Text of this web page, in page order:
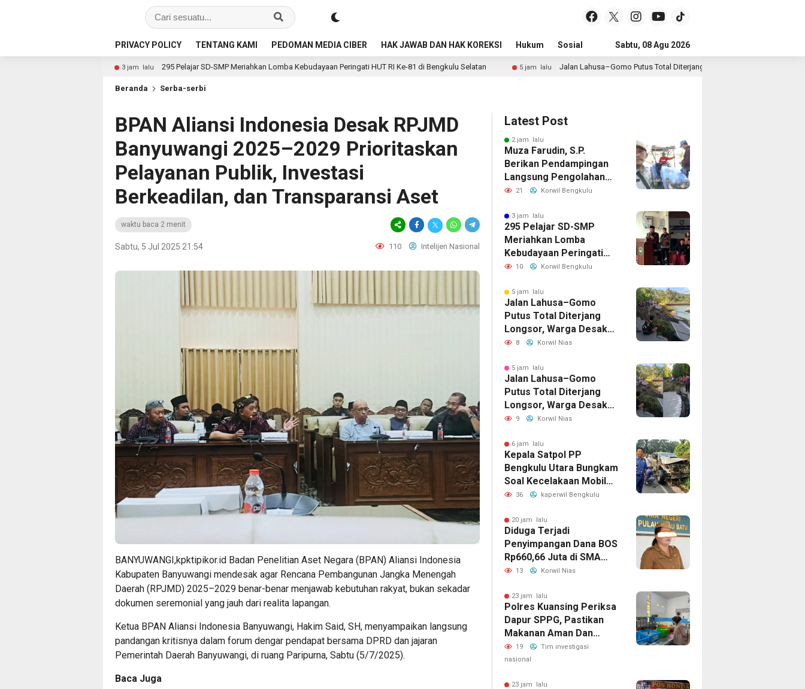
PRIVACY POLICY TENTANG KAMI PEDOMAN MEDIA CIBER HAK JAWAB DAN HAK KOREKSI Hukum Sosial Pendidikan Politik
Sabtu, 08 Agu 2026
295 Pelajar SD-SMP Meriahkan Lomba Kebudayaan Peringati HUT RI Ke-81 di Bengkulu Selatan 5 jam lalu Jalan Lahusa–Gomo Putus Total Diterjang Longsor, Warga Desak Pemkab Nias Selatan
Beranda Serba-serbi
BPAN Aliansi Indonesia Desak RPJMD
Banyuwangi 2025–2029 Prioritaskan
Pelayanan Publik, Investasi
Berkeadilan, dan Transparansi Aset
waktu baca 2 menit
Sabtu, 5 Jul 2025 21:54 110 Intelijen Nasional
BANYUWANGI,kpktipikor.id Badan Penelitian Aset Negara (BPAN) Aliansi Indonesia
Kabupaten Banyuwangi mendesak agar Rencana Pembangunan Jangka Menengah
Daerah (RPJMD) 2025–2029 benar-benar menjawab kebutuhan rakyat, bukan sekadar
dokumen seremonial yang jauh dari realita lapangan.
Ketua BPAN Aliansi Indonesia Banyuwangi, Hakim Said, SH, menyampaikan langsung
pandangan kritisnya dalam forum dengar pendapat bersama DPRD dan jajaran
Pemerintah Daerah Banyuwangi, di ruang Paripurna, Sabtu (5/7/2025).
Baca Juga
Latest Post
2 jam lalu
Muza Farudin, S.P.
Berikan Pendampingan
Langsung Pengolahan
Lahan Sawah di Seginim
21 Korwil Bengkulu
3 jam lalu
295 Pelajar SD-SMP
Meriahkan Lomba
Kebudayaan Peringati
HUT RI Ke-81 di Bengkulu
10 Korwil Bengkulu
5 jam lalu
Jalan Lahusa–Gomo
Putus Total Diterjang
Longsor, Warga Desak
Pemkab Nias Selatan
8 Korwil Nias
5 jam lalu
Jalan Lahusa–Gomo
Putus Total Diterjang
Longsor, Warga Desak
Pemkab Nias Selatan
9 Korwil Nias
6 jam lalu
Kepala Satpol PP
Bengkulu Utara Bungkam
Soal Kecelakaan Mobil
Dinas yang Dikemudikan
36 kaperwil Bengkulu
20 jam lalu
Diduga Terjadi
Penyimpangan Dana BOS
Rp660,66 Juta di SMA
Negeri 1 Pulau-Pulau
Belanja Bernilai Besar
Jadi Sorotan; LSM
GEMPUR Siapkan
Laporan ke Kejaksaan
13 Korwil Nias
23 jam lalu
Polres Kuansing Periksa
Dapur SPPG, Pastikan
Makanan Aman Dan
Layak Dikonsumsi
19
Tim investigasi
nasional
23 jam lalu